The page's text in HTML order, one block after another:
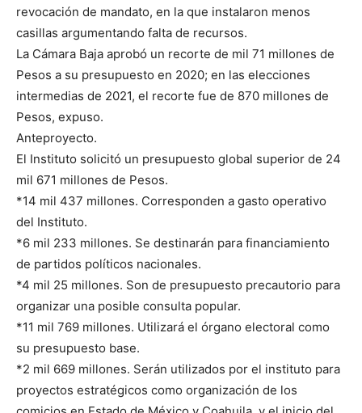
revocación de mandato, en la que instalaron menos
casillas argumentando falta de recursos.
La Cámara Baja aprobó un recorte de mil 71 millones de
Pesos a su presupuesto en 2020; en las elecciones
intermedias de 2021, el recorte fue de 870 millones de
Pesos, expuso.
Anteproyecto.
El Instituto solicitó un presupuesto global superior de 24
mil 671 millones de Pesos.
*14 mil 437 millones. Corresponden a gasto operativo
del Instituto.
*6 mil 233 millones. Se destinarán para financiamiento
de partidos políticos nacionales.
*4 mil 25 millones. Son de presupuesto precautorio para
organizar una posible consulta popular.
*11 mil 769 millones. Utilizará el órgano electoral como
su presupuesto base.
*2 mil 669 millones. Serán utilizados por el instituto para
proyectos estratégicos como organización de los